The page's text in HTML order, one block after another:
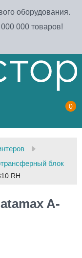
оборудования.
000 товаров!
0
блок
RH
A-